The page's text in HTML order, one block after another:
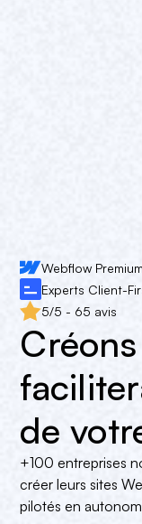
de
Webflow
Experts Client-
5/5 - 65 avis
+100 entreprises
créer leurs sites
pilotés en